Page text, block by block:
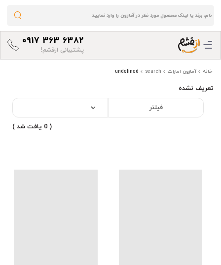
0917 363 6382
پشتیبانی ازقشم!
خانه آمازون امارات search
undefined
تعریف نشده
فیلتر
( 0 یافت شد )